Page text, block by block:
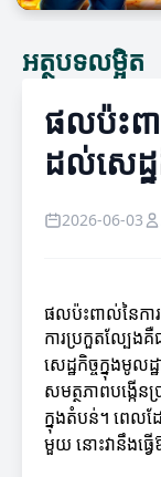
អត្ថបទលម្អិត
ផលប៉ះព
ដល់សេដ្ឋ
2026-06-03
ផលប៉ះពាល់នៃកា
ការប្រកួតល្បែ
សេដ្ឋកិច្ចក្នុងមូល
សមត្ថភាពបង្កើ
ក្នុងតំបន់។ ពេល
មួយ នោះវានឹងធ្